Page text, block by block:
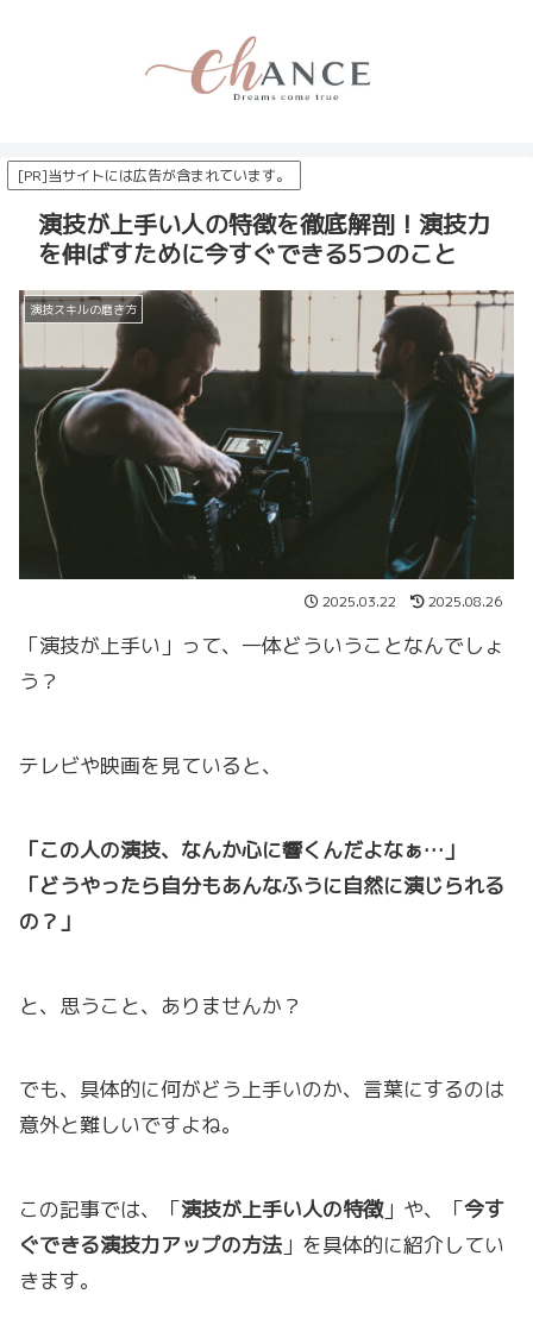
[PR]当サイトには広告が含まれています。
演技が上手い人の特徴を徹底解剖！演技力
を伸ばすために今すぐできる5つのこと
演技スキルの磨き方
2025.03.22 2025.08.26
「演技が上手い」って、一体どういうことなんでしょ
う？
テレビや映画を見ていると、
「この人の演技、なんか心に響くんだよなぁ…」
「どうやったら自分もあんなふうに自然に演じられる
の？」
と、思うこと、ありませんか？
でも、具体的に何がどう上手いのか、言葉にするのは
意外と難しいですよね。
この記事では、「演技が上手い人の特徴」や、「今す
ぐできる演技力アップの方法 」を具体的に紹介してい
きます。